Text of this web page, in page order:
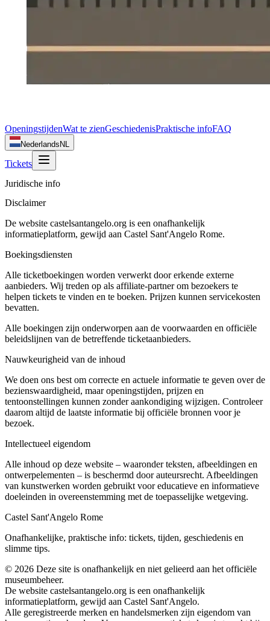
OpeningstijdenWat te zienGeschiedenisPraktische infoFAQ
Nederlands NL
Tickets
Juridische info
Disclaimer
De website castelsantangelo.org is een onafhankelijk
informatieplatform, gewijd aan Castel Sant'Angelo Rome.
Boekingsdiensten
Alle ticketboekingen worden verwerkt door erkende externe
aanbieders. Wij treden op als affiliate-partner om bezoekers te
helpen tickets te vinden en te boeken. Prijzen kunnen servicekosten
bevatten.
Alle boekingen zijn onderworpen aan de voorwaarden en officiële
beleidslijnen van de betreffende ticketaanbieders.
Nauwkeurigheid van de inhoud
We doen ons best om correcte en actuele informatie te geven over de
bezienswaardigheid, maar openingstijden, prijzen en
tentoonstellingen kunnen zonder aankondiging wijzigen. Controleer
daarom altijd de laatste informatie bij officiële bronnen voor je
bezoek.
Intellectueel eigendom
Alle inhoud op deze website – waaronder teksten, afbeeldingen en
ontwerpelementen – is beschermd door auteursrecht. Afbeeldingen
van kunstwerken worden gebruikt voor educatieve en informatieve
doeleinden in overeenstemming met de toepasselijke wetgeving.
Castel Sant'Angelo Rome
Onafhankelijke, praktische info: tickets, tijden, geschiedenis en
slimme tips.
© 2026 Deze site is onafhankelijk en niet gelieerd aan het officiële
museumbeheer.
De website castelsantangelo.org is een onafhankelijk
informatieplatform, gewijd aan Castel Sant'Angelo.
Alle geregistreerde merken en handelsmerken zijn eigendom van